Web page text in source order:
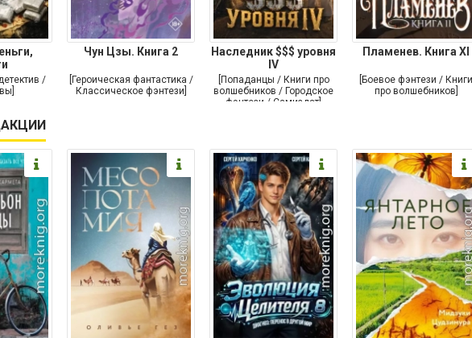
/
Чун Цзы. Книга 2
[Героическая фантастика /
Классическое фэнтези]
Наследник $$$ уровня
IV
[Попаданцы / Книги про
волшебников / Городское
фэнтези / Самиздат]
Пламенев. Книга XI
[Боевое фэнтези / Книги
про волшебников]